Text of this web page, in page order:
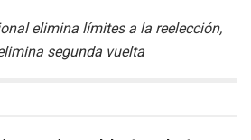
elimina límites a la reelección,
segunda vuelta